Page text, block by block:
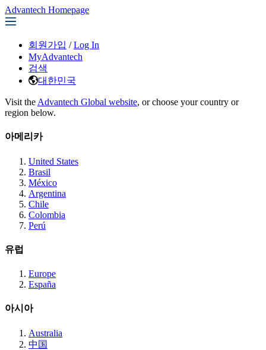
Advantech Homepage
회원가입 / Log In
MyAdvantech
검색
대한민국
Visit the Advantech Global website, or choose your country or
region below.
아메리카
United States
Brasil
México
Argentina
Chile
Colombia
Perú
유럽
Europe
España
아시아
Australia
中国